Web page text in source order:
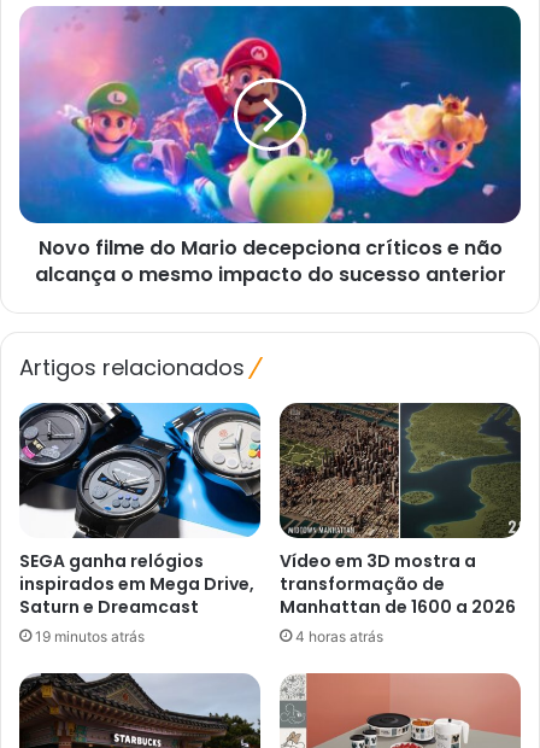
Unity,
relatório
Novo
decepciona
críticos
alcança
mesmo
do
anterior
Novo filme do Mario decepciona críticos e não
alcança o mesmo impacto do sucesso anterior
Artigos relacionados
SEGA ganha relógios
inspirados em Mega Drive,
Saturn e Dreamcast
19 minutos atrás
Vídeo em 3D mostra a
transformação de
Manhattan de 1600 a 2026
4 horas atrás